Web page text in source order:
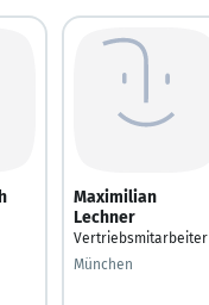
Maximilian
Lechner
Vertriebsmitarbeiter
München